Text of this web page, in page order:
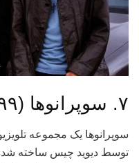
۷. سوپرانوها (۱۹۹۹ – ۲۰۰۷)
سوپرانوها یک مجموعه
توسط دیوید چیس ساخته